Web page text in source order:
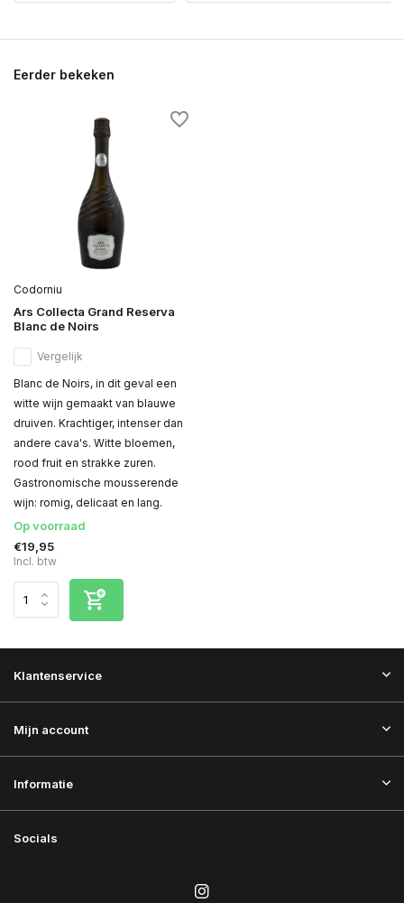
Eerder bekeken
Codorniu
Ars Collecta Grand Reserva
Blanc de Noirs
Vergelijk
Blanc de Noirs, in dit geval een
witte wijn gemaakt van blauwe
druiven. Krachtiger, intenser dan
andere cava's. Witte bloemen,
rood fruit en strakke zuren.
Gastronomische mousserende
wijn: romig, delicaat en lang.
Op voorraad
€19,95
Incl. btw
Klantenservice
Mijn account
Informatie
Socials